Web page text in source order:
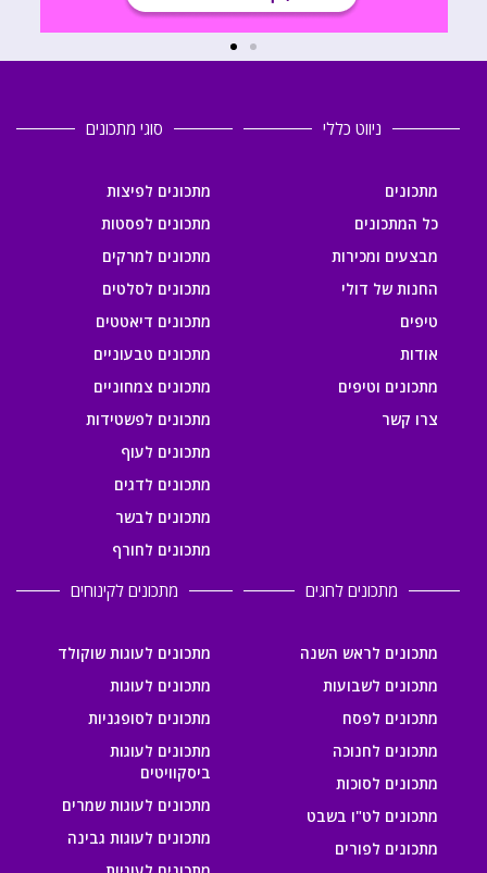
ניווט כללי
מתכונים
כל המתכונים
מבצעים ומכירות
החנות של דולי
טיפים
אודות
מתכונים וטיפים
צרו קשר
סוגי מתכונים
מתכונים לפיצות
מתכונים לפסטות
מתכונים למרקים
מתכונים לסלטים
מתכונים דיאטטים
מתכונים טבעוניים
מתכונים צמחוניים
מתכונים לפשטידות
מתכונים לעוף
מתכונים לדגים
מתכונים לבשר
מתכונים לחורף
מתכונים לחגים
מתכונים לראש השנה
מתכונים לשבועות
מתכונים לפסח
מתכונים לחנוכה
מתכונים לסוכות
מתכונים לט"ו בשבט
מתכונים לפורים
מתכונים לקינוחים
מתכונים לעוגות שוקולד
מתכונים לעוגות
מתכונים לסופגניות
מתכונים לעוגות
ביסקוויטים
מתכונים לעוגות שמרים
מתכונים לעוגות גבינה